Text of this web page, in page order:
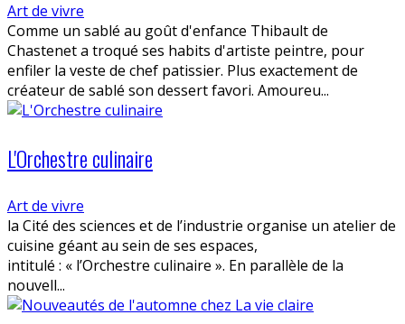
Art de vivre
Comme un sablé au goût d'enfance Thibault de
Chastenet a troqué ses habits d'artiste peintre, pour
enfiler la veste de chef patissier. Plus exactement de
créateur de sablé son dessert favori. Amoureu...
L'Orchestre culinaire
Art de vivre
la Cité des sciences et de l’industrie organise un atelier de
cuisine géant au sein de ses espaces,
intitulé : « l’Orchestre culinaire ». En parallèle de la
nouvell...